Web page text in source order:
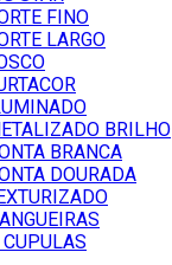
FINO
LARGO
BRILHO
BRANCA
DOURADA